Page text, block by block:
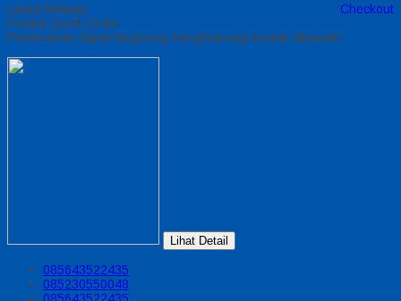
Lanjut Belanja
Checkout
Produk Quick Order
Pemesanan dapat langsung menghubungi kontak dibawah:
Lihat Detail
085643522435
085230550048